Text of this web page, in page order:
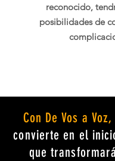
reconocido,
posibilidades de
Con De Vos a Voz,
convierte en el
que